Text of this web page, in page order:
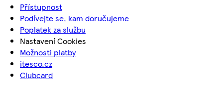
Přístupnost
Podívejte se, kam doručujeme
Poplatek za službu
Nastavení Cookies
Možnosti platby
itesco.cz
Clubcard